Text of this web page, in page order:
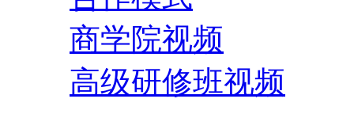
商学院视频
高级研修班视频